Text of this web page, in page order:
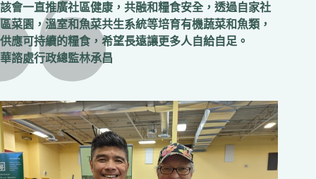
該會一直推廣社區健康，共融和糧食安全，透過自家社
區菜園，溫室和魚菜共生系統等培育有機蔬菜和魚類，
供應可持續的糧食，希望長遠讓更多人自給自足。
華諮處行政總監林承昌